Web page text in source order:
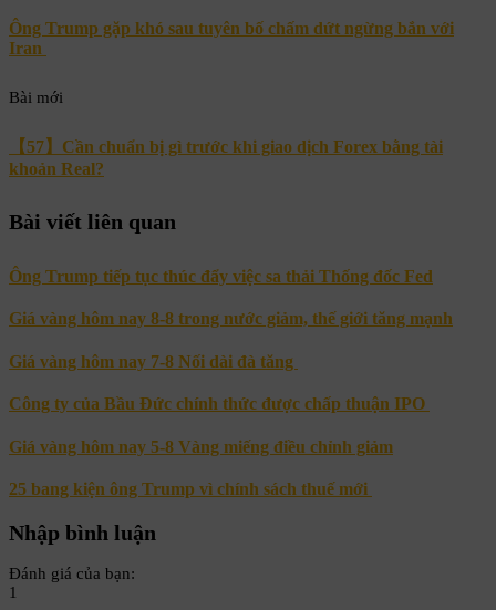
Ông Trump gặp khó sau tuyên bố chấm dứt ngừng bắn với
Iran
Bài mới
【57】Cần chuẩn bị gì trước khi giao dịch Forex bằng tài
khoản Real?
Bài viết liên quan
Ông Trump tiếp tục thúc đẩy việc sa thải Thống đốc Fed
Giá vàng hôm nay 8-8 trong nước giảm, thế giới tăng mạnh
Giá vàng hôm nay 7-8 Nối dài đà tăng
Công ty của Bầu Đức chính thức được chấp thuận IPO
Giá vàng hôm nay 5-8 Vàng miếng điều chỉnh giảm
25 bang kiện ông Trump vì chính sách thuế mới
Nhập bình luận
Đánh giá của bạn:
1